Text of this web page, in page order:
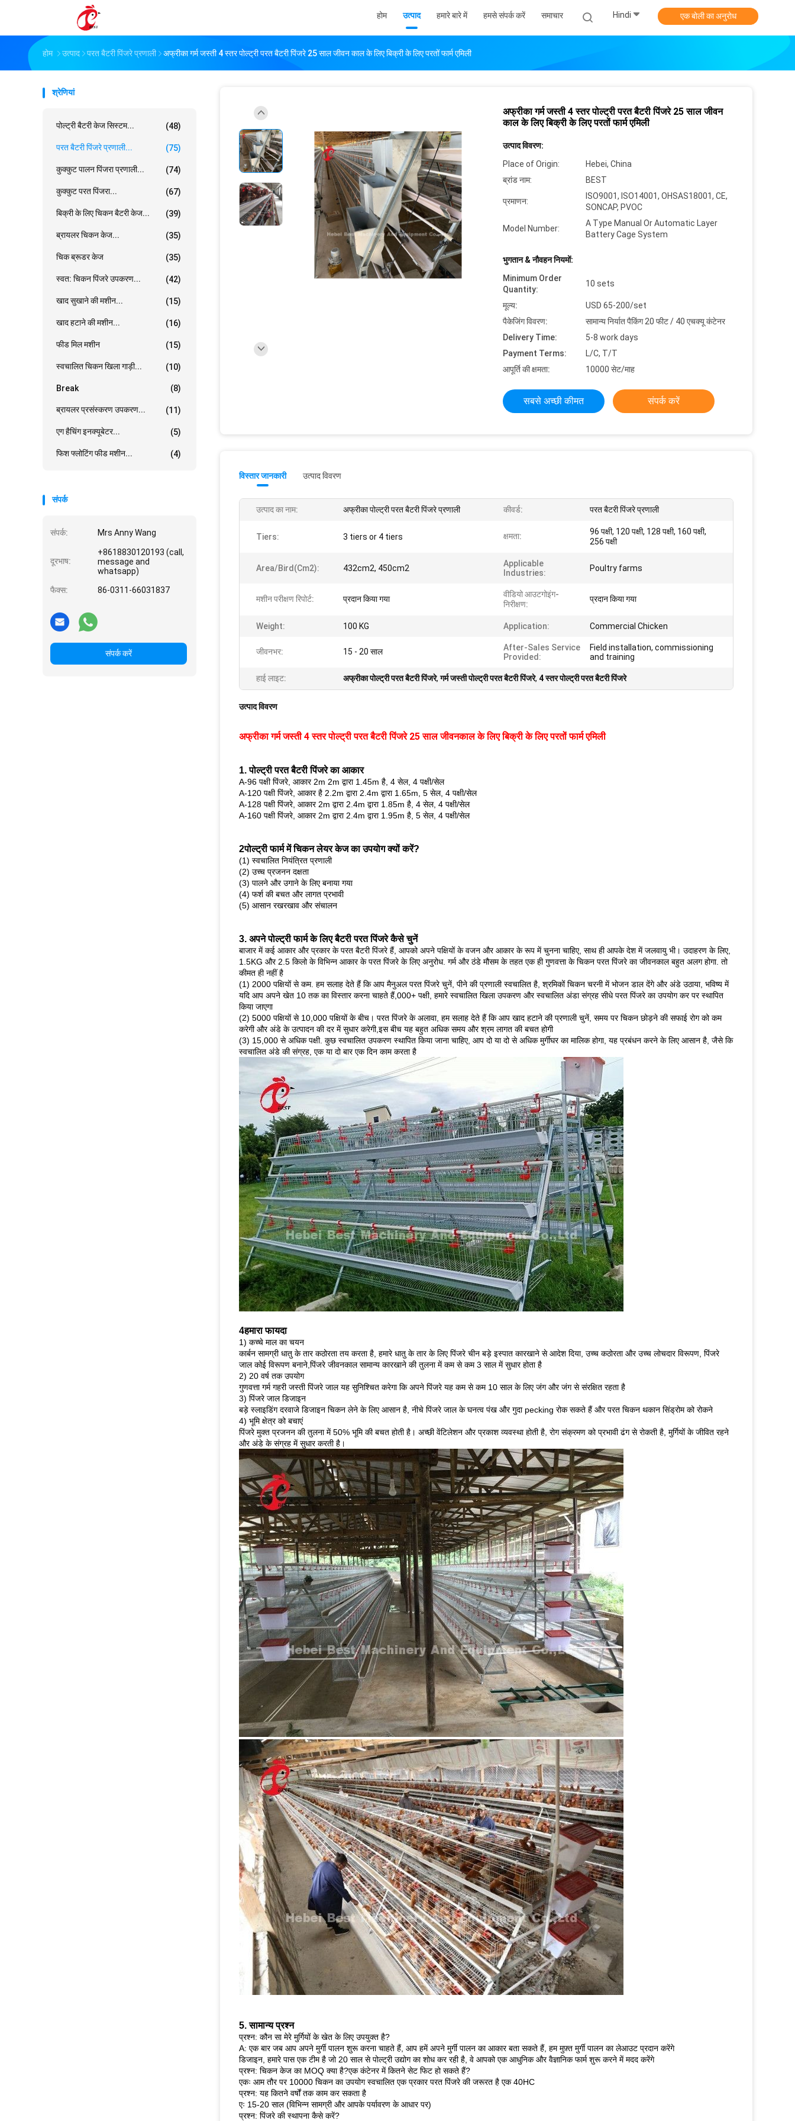
होम उत्पाद हमारे बारे में हमसे संपर्क करें समाचार Hindi एक बोली का अनुरोध
होम उत्पाद परत बैटरी पिंजरे प्रणाली अफ्रीका गर्म जस्ती 4 स्तर पोल्ट्री परत बैटरी पिंजरे 25 साल जीवन काल के लिए बिक्री के लिए परतों फार्म एमिली
श्रेणियां
पोल्ट्री बैटरी केज सिस्टम... (48)
परत बैटरी पिंजरे प्रणाली... (75)
कुक्कुट पालन पिंजरा प्रणाली... (74)
कुक्कुट परत पिंजरा... (67)
बिक्री के लिए चिकन बैटरी केज... (39)
ब्रायलर चिकन केज... (35)
चिक ब्रूडर केज (35)
स्वत: चिकन पिंजरे उपकरण... (42)
खाद सुखाने की मशीन... (15)
खाद हटाने की मशीन... (16)
फीड मिल मशीन (15)
स्वचालित चिकन खिला गाड़ी... (10)
Break (8)
ब्रायलर प्रसंस्करण उपकरण... (11)
एग हैचिंग इनक्यूबेटर... (5)
फिश फ्लोटिंग फीड मशीन... (4)
संपर्क
संपर्क: Mrs Anny Wang
दूरभाष:
+8618830120193 (call,
message and
whatsapp)
फैक्स:
86-0311-66031837
संपर्क करें
अफ्रीका गर्म जस्ती 4 स्तर पोल्ट्री परत बैटरी पिंजरे 25 साल जीवन
काल के लिए बिक्री के लिए परतों फार्म एमिली
उत्पाद विवरण:
Place of Origin:
Hebei, China
ब्रांड नाम:
BEST
प्रमाणन:
ISO9001, ISO14001, OHSAS18001, CE,
SONCAP, PVOC
Model Number:
A Type Manual Or Automatic Layer
Battery Cage System
भुगतान & नौवहन नियमों:
Minimum Order
Quantity:
10 sets
मूल्य:
USD 65-200/set
पैकेजिंग विवरण:
सामान्य निर्यात पैकिंग 20 फीट / 40 एचक्यू कंटेनर
Delivery Time:
5-8 work days
Payment Terms:
L/C, T/T
आपूर्ति की क्षमता:
10000 सेट/माह
सबसे अच्छी कीमत संपर्क करें
विस्तार जानकारी उत्पाद विवरण
उत्पाद का नाम: अफ्रीका पोल्ट्री परत बैटरी पिंजरे प्रणाली कीवर्ड: परत बैटरी पिंजरे प्रणाली
Tiers: 3 tiers or 4 tiers क्षमता:
96 पक्षी, 120 पक्षी, 128 पक्षी, 160 पक्षी,
256 पक्षी
Area/bird(cm2): 432cm2, 450cm2
Applicable
Industries:
Poultry farms
मशीन परीक्षण रिपोर्ट: प्रदान किया गया
वीडियो आउटगोइंग-
निरीक्षण:
प्रदान किया गया
Weight: 100 KG Application: Commercial Chicken
जीवनभर: 15 - 20 साल
After-Sales Service
Provided:
Field installation, commissioning
and training
हाई लाइट: अफ्रीका पोल्ट्री परत बैटरी पिंजरे,गर्म जस्ती पोल्ट्री परत बैटरी पिंजरे, 4 स्तर पोल्ट्री परत बैटरी पिंजरे
उत्पाद विवरण
अफ्रीका गर्म जस्ती 4 स्तर पोल्ट्री परत बैटरी पिंजरे 25 साल जीवनकाल के लिए बिक्री के लिए परतों फार्म एमिली
1. पोल्ट्री परत बैटरी पिंजरे का आकार
A-96 पक्षी पिंजरे, आकार 2m 2m द्वारा 1.45m है, 4 सेल, 4 पक्षी/सेल
A-120 पक्षी पिंजरे, आकार है 2.2m द्वारा 2.4m द्वारा 1.65m, 5 सेल, 4 पक्षी/सेल
A-128 पक्षी पिंजरे, आकार 2m द्वारा 2.4m द्वारा 1.85m है, 4 सेल, 4 पक्षी/सेल
A-160 पक्षी पिंजरे, आकार 2m द्वारा 2.4m द्वारा 1.95m है, 5 सेल, 4 पक्षी/सेल
2पोल्ट्री फार्म में चिकन लेयर केज का उपयोग क्यों करें?
(1) स्वचालित नियंत्रित प्रणाली
(2) उच्च प्रजनन दक्षता
(3) पालने और उगाने के लिए बनाया गया
(4) फर्श की बचत और लागत प्रभावी
(5) आसान रखरखाव और संचालन
3. अपने पोल्ट्री फार्म के लिए बैटरी परत पिंजरे कैसे चुनें
बाजार में कई आकार और प्रकार के परत बैटरी पिंजरे हैं, आपको अपने पक्षियों के वजन और आकार के रूप में चुनना चाहिए, साथ ही आपके देश में जलवायु भी। उदाहरण के लिए,
1.5KG और 2.5 किलो के विभिन्न आकार के परत पिंजरे के लिए अनुरोध. गर्म और ठंडे मौसम के तहत एक ही गुणवत्ता के चिकन परत पिंजरे का जीवनकाल बहुत अलग होगा. तो
कीमत ही नहीं है
(1) 2000 पक्षियों से कम. हम सलाह देते हैं कि आप मैनुअल परत पिंजरे चुनें, पीने की प्रणाली स्वचालित है, श्रमिकों चिकन चरनी में भोजन डाल देंगे और अंडे उठाया, भविष्य में
यदि आप अपने खेत 10 तक का विस्तार करना चाहते हैं,000+ पक्षी, हमारे स्वचालित खिला उपकरण और स्वचालित अंडा संग्रह सीधे परत पिंजरे का उपयोग कर पर स्थापित
किया जाएगा
(2) 5000 पक्षियों से 10,000 पक्षियों के बीच। परत पिंजरे के अलावा, हम सलाह देते हैं कि आप खाद हटाने की प्रणाली चुनें, समय पर चिकन छोड़ने की सफाई रोग को कम
करेगी और अंडे के उत्पादन की दर में सुधार करेगी,इस बीच यह बहुत अधिक समय और श्रम लागत की बचत होगी
(3) 15,000 से अधिक पक्षी. कुछ स्वचालित उपकरण स्थापित किया जाना चाहिए, आप दो या दो से अधिक मुर्गीघर का मालिक होगा, यह प्रबंधन करने के लिए आसान है, जैसे कि
स्वचालित अंडे की संग्रह, एक या दो बार एक दिन काम करता है
4हमारा फायदा
1) कच्चे माल का चयन
कार्बन सामग्री धातु के तार कठोरता तय करता है, हमारे धातु के तार के लिए पिंजरे चीन बड़े इस्पात कारखाने से आदेश दिया, उच्च कठोरता और उच्च लोचदार विरूपण, पिंजरे
जाल कोई विरूपण बनाने,पिंजरे जीवनकाल सामान्य कारखाने की तुलना में कम से कम 3 साल में सुधार होता है
2) 20 वर्ष तक उपयोग
गुणवत्ता गर्म गहरी जस्ती पिंजरे जाल यह सुनिश्चित करेगा कि अपने पिंजरे यह कम से कम 10 साल के लिए जंग और जंग से संरक्षित रहता है
3) पिंजरे जाल डिजाइन
बड़े स्लाइडिंग दरवाजे डिजाइन चिकन लेने के लिए आसान है, नीचे पिंजरे जाल के घनत्व पंख और गुदा pecking रोक सकते हैं और परत चिकन थकान सिंड्रोम को रोकने
4) भूमि क्षेत्र को बचाएं
पिंजरे मुक्त प्रजनन की तुलना में 50% भूमि की बचत होती है। अच्छी वेंटिलेशन और प्रकाश व्यवस्था होती है, रोग संक्रमण को प्रभावी ढंग से रोकती है, मुर्गियों के जीवित रहने
और अंडे के संग्रह में सुधार करती है।
5. सामान्य प्रश्न
प्रश्न: कौन सा मेरे मुर्गियों के खेत के लिए उपयुक्त है?
A: एक बार जब आप अपने मुर्गी पालन शुरू करना चाहते हैं, आप हमें अपने मुर्गी पालन का आकार बता सकते हैं, हम मुफ़्त मुर्गी पालन का लेआउट प्रदान करेंगे
डिजाइन, हमारे पास एक टीम है जो 20 साल से पोल्ट्री उद्योग का शोध कर रही है, वे आपको एक आधुनिक और वैज्ञानिक फार्म शुरू करने में मदद करेंगे
प्रश्न: चिकन केज का MOQ क्या है?एक कंटेनर में कितने सेट फिट हो सकते हैं?
एकः आम तौर पर 10000 चिकन का उपयोग स्वचालित एक प्रकार परत पिंजरे की जरूरत है एक 40HC
प्रश्न: यह कितने वर्षों तक काम कर सकता है
एः 15-20 साल (विभिन्न सामग्री और आपके पर्यावरण के आधार पर)
प्रश्न: पिंजरे की स्थापना कैसे करें?